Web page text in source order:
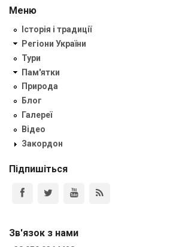
Меню
Історія і традиції
Регіони України
Тури
Пам'ятки
Природа
Блог
Галереї
Відео
Закордон
Підпишіться
Зв'язок з нами